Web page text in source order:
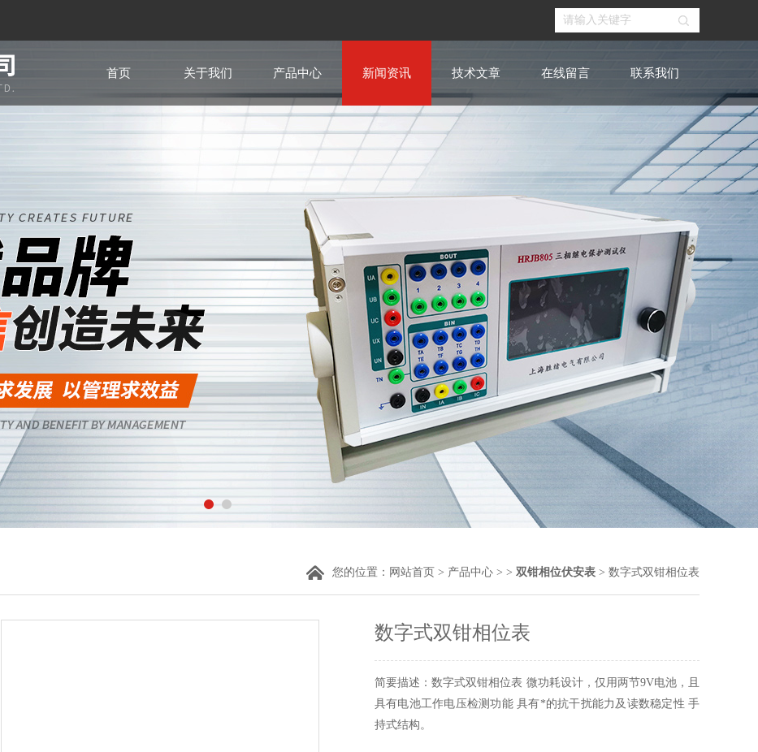
首页 关于我们 产品中心 新闻资讯 技术文章 在线留言 联系我们
您的位置： 网站首页 > 产品中心 > > 双钳相位伏安表 > 数字式双钳相位表
数字式双钳相位表
简要描述：数字式双钳相位表 微功耗设计，仅用两节9V电池，且
具有电池工作电压检测功能 具有*的抗干扰能力及读数稳定性 手
持式结构。